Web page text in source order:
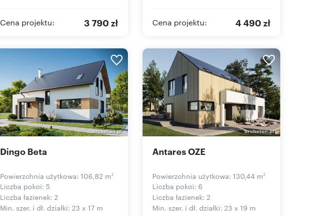
Cena projektu: 3 790 zł Cena projektu: 4 490 zł
Dingo Beta
Powierzchnia użytkowa: 106,82 m2
Liczba pokoi: 5
Liczba łazienek: 2
Min. szer. i dł. działki: 23 x 17 m
Antares OZE
Powierzchnia użytkowa: 130,44 m2
Liczba pokoi: 6
Liczba łazienek: 2
Min. szer. i dł. działki: 23 x 19 m